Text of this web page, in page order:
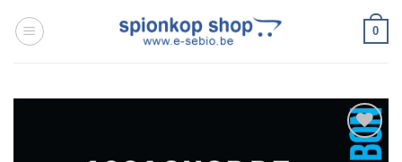
naar
0
Toevoegen